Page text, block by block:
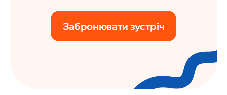
Забронювати зустріч